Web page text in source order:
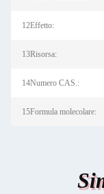
12Effetto:
13Risorsa:
14Numero CAS.:
15Formula molecolare: